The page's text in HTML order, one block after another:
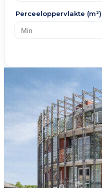
Perceeloppervlakte (m²)